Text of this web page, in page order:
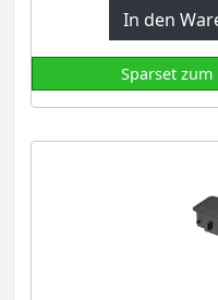
Sparset zum